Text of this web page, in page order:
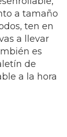
a tamaño
ten en
a llevar
es
de
a la hora